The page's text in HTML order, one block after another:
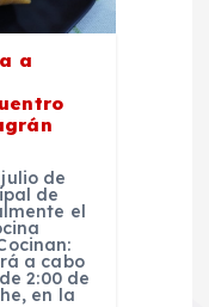
a
julio de
de
el
a cabo
2:00 de
en la